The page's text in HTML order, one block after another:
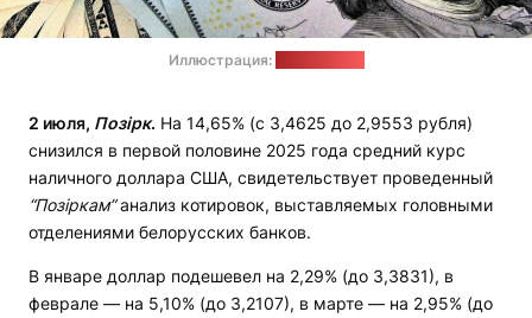
Иллюстрация:
2 июля, Позірк. На 14,65% (с 3,4625 до 2,9553 рубля)
снизился в первой половине 2025 года средний курс
наличного доллара США, свидетельствует проведенный
“Позіркам”анализ котировок, выставляемых головными
отделениями белорусских банков.
В январе доллар подешевел на 2,29% (до 3,3831), в
феврале — на 5,10% (до 3,2107), в марте — на 2,95% (до